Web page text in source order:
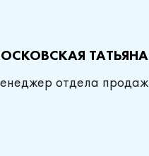
ТАТЬЯНА
отдела продаж